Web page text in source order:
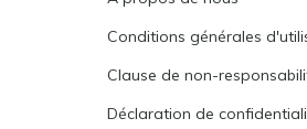
Conditions générales
Clause de non-
Déclaration de